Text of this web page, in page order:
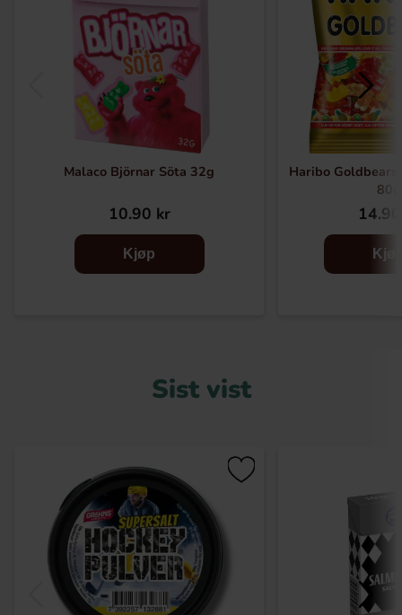
Malaco Björnar Söta 32g
10.90 kr
Kjøp
Haribo
80g
Sist vist